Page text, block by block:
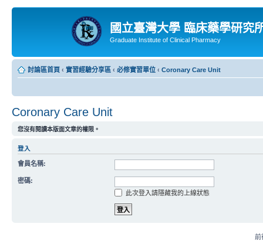
國立臺灣大學 臨床藥學研究
Graduate Institute of Clinical Pharmacy
討論區首頁 ‹ 實習經驗分享區 ‹ 必修實習單位 ‹ Coronary Care Unit
Coronary Care Unit
您沒有閱讀本版面文章的權限。
登入
會員名稱:
密碼:
此次登入請隱藏我的上線狀態
前